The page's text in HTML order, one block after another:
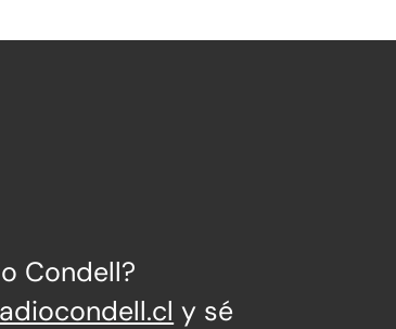
Condell?
y sé